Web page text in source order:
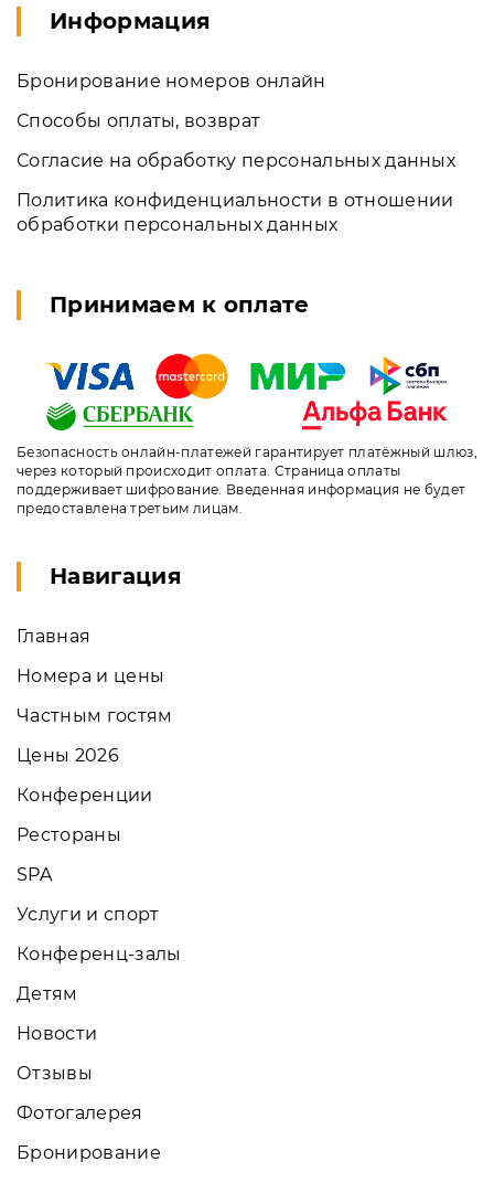
Информация
Бронирование номеров онлайн
Способы оплаты, возврат
Согласие на обработку персональных данных
Политика конфиденциальности в отношении
обработки персональных данных
Принимаем к оплате
Безопасность онлайн-платежей гарантирует платёжный шлюз,
через который происходит оплата. Страница оплаты
поддерживает шифрование. Введенная информация не будет
предоставлена третьим лицам.
Навигация
Главная
Номера и цены
Частным гостям
Цены 2026
Конференции
Рестораны
SPA
Услуги и спорт
Конференц-залы
Детям
Новости
Отзывы
Фотогалерея
Бронирование